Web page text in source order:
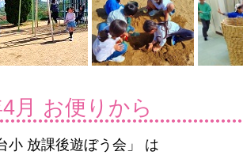
月 お便りから
小 放課後遊ぼう会」 は